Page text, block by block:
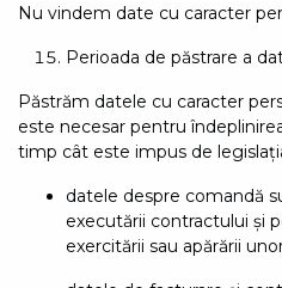
Nu vindem date cu caracter
Perioada de păstrare a
Păstrăm datele cu caracter
este necesar pentru
timp cât este impus de
datele despre comandă
executării contractului și
exercitării sau apărării